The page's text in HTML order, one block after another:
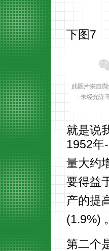
下图7
就是说
1952年
量大约
要得益
产的提
(1.9%)
第二个